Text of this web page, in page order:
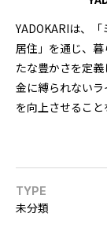
YADOKARIは、
居住」を通じ、
たな豊かさを定
金に縛られない
を向上させること
TYPE
未分類